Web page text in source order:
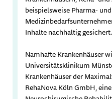
beispielsweise Pharma- und
Inhalte nachhaltig gesichert.
Namhafte Krankenhäuser
Universitätsklinikum
Krankenhäuser der
RehaNova Köln GmbH,